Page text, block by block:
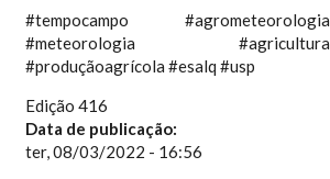
#tempocampo #agrometeorologia
#meteorologia #agricultura
#produçãoagrícola #esalq #usp
Edição 416
Data de publicação:
ter, 08/03/2022 - 16:56